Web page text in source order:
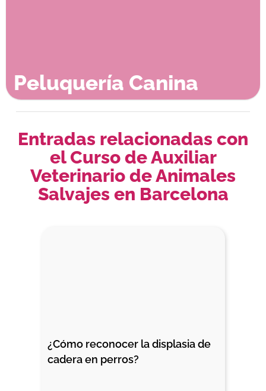
Peluquería Canina
Entradas relacionadas con
el Curso de Auxiliar
Veterinario de Animales
Salvajes en Barcelona
¿Cómo reconocer la displasia de
cadera en perros?